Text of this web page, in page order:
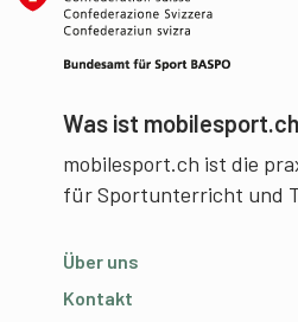
Was ist
mobilesport.ch ist die
für Sportunterricht und
Über uns
Kontakt